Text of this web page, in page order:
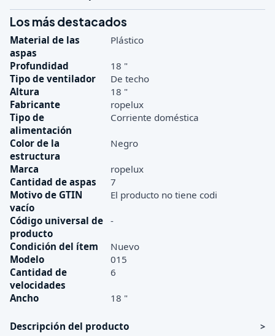
Los más destacados
Material de las
aspas
Plástico
Profundidad
18 "
Tipo de ventilador
De techo
Altura
18 "
Fabricante
ropelux
Tipo de
alimentación
Corriente doméstica
Color de la
estructura
Negro
Marca
ropelux
Cantidad de aspas
7
Motivo de GTIN
vacío
El producto no tiene codi
Código universal de
producto
-
Condición del ítem
Nuevo
Modelo
015
Cantidad de
velocidades
6
Ancho 18 "
Descripción del producto